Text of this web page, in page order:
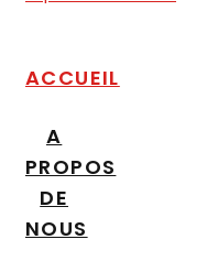
ACCUEIL
A
PROPOS
DE
NOUS